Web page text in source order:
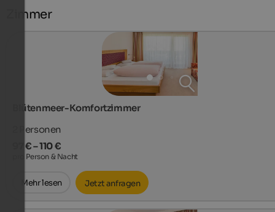
Zimmer
Blütenmeer-Komfortzimmer
Personen
97 € – 110 €
pro Person & Nacht
Mehr lesen Jetzt anfragen